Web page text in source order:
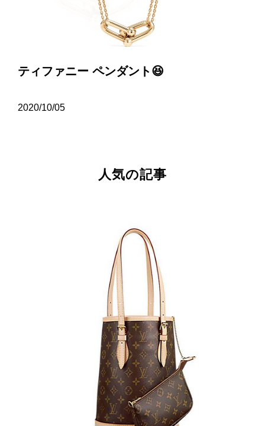
ティファニー ペンダント😆
2020/10/05
人気の記事